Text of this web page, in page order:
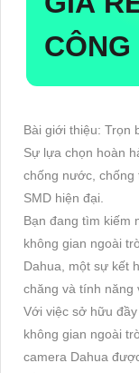
Bài giới thiệu: Trọn
Sự lựa chọn hoàn
chống nước, chống
SMD hiện đại.
Bạn đang tìm kiếm
không gian ngoài
Dahua, một sự kết
chăng và tính năng
Với việc sở hữu
không gian ngoài
camera Dahua